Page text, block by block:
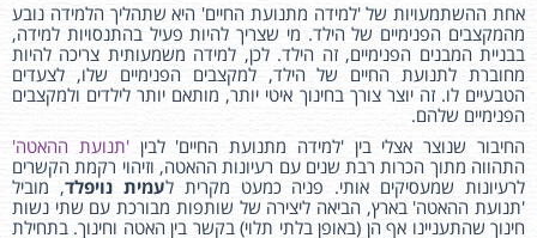
אחת ההשתמעויות של 'למידה מתנועת החיים' היא שתהליך הלמידה נובע
מהמקצבים הפנימיים של הילד. מי שצריך להיות פעיל בהתנסויות למידה,
בבניית המבנים הפנימיים, זה הילד. לכן, למידה משמעותית צריכה להיות
מחוברת לתנועת החיים של הילד, למקצבים הפנימיים שלו, לצעדים
הטבעיים לו. זה יוצר צורך בחינוך איטי יותר, מותאם יותר לילדים ולמקצבים
הפנימיים שלהם.
החיבור שנוצר אצלי בין 'למידה מתנועת החיים' לבין'תנועת ההאטה'
התהווה מתוך הכרות רבת שנים עם רעיונות ההאטה, וזיהוי רקמת הקשרים
לרעיונות שמעסיקים אותי. פניה כמעט מקרית לעמית נויפלד, מוביל
'תנועת ההאטה' בארץ, הביאה ליצירה של שותפות מבורכת עם שתי נשות
חינוך שהתעניינו אף הן (באופן בלתי תלוי) בקשר בין האטה וחינוך. בתחילת